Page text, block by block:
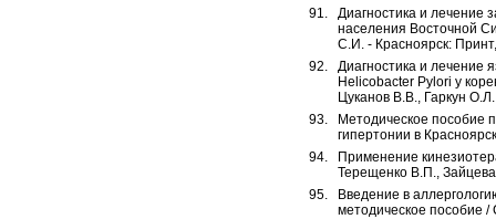
Диагностика и
населения Восточной
С.И. - Красноярск:
Диагностика и лечение
Helicobacter Pylori у
Цуканов В.В., Гаркун
Методическое пособие
гипертонии в
Применение
Терещенко В.П.,
Введение в
методическое пособие